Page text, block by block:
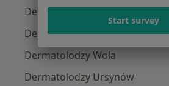
Dermatolodzy Śródmieście
Dermatolodzy Mokotów
Dermatolodzy Wola
Dermatolodzy Ursynów
Start survey